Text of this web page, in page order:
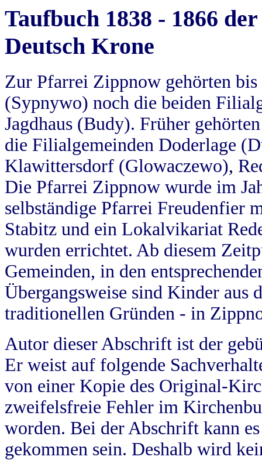
Taufbuch 1838 - 1866
Deutsch Krone
Zur Pfarrei Zippnow gehörten
(Sypnywo) noch die beiden
Jagdhaus (Budy). Früher
die Filialgemeinden Doderlage
Klawittersdorf (Glowaczewo),
Die Pfarrei Zippnow wurde im
selbständige Pfarrei Freudenfier
Stabitz und ein Lokalvikariat
wurden errichtet. Ab diesem
Gemeinden, in den
Übergangsweise sind Kinder aus
traditionellen Gründen - in
Autor dieser Abschrift ist der
Er weist auf folgende
von einer Kopie des Original-
zweifelsfreie Fehler im
worden. Bei der Abschrift kann
gekommen sein. Deshalb wird